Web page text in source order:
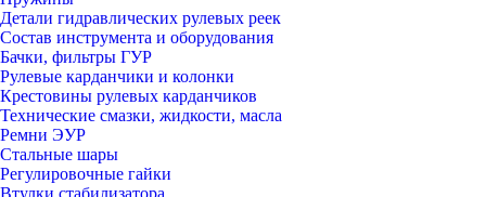
Детали гидравлических рулевых реек
Состав инструмента и оборудования
Бачки, фильтры ГУР
Рулевые карданчики и колонки
Крестовины рулевых карданчиков
Технические смазки, жидкости, масла
Ремни ЭУР
Стальные шары
Регулировочные гайки
Втулки стабилизатора